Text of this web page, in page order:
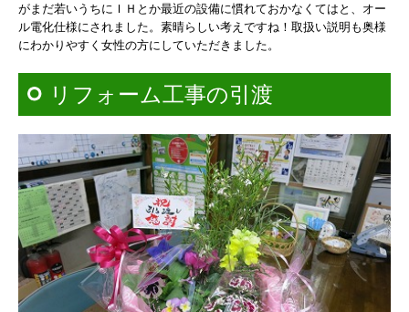
がまだ若いうちにＩＨとか最近の設備に慣れておかなくてはと、 オー
ル電化仕様にされました。 素晴らしい考えですね！ 取扱い説明も奥様
にわかりやすく女性の方に していただきました。
リフォーム工事の引渡